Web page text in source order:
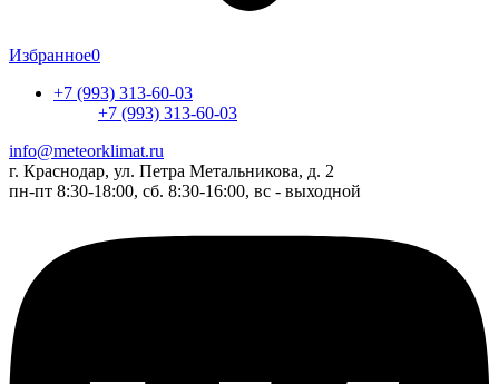
Избранное0
+7 (993) 313-60-03
+7 (993) 313-60-03
info@meteorklimat.ru
г. Краснодар, ул. Петра Метальникова, д. 2
пн-пт 8:30-18:00, сб. 8:30-16:00, вс - выходной